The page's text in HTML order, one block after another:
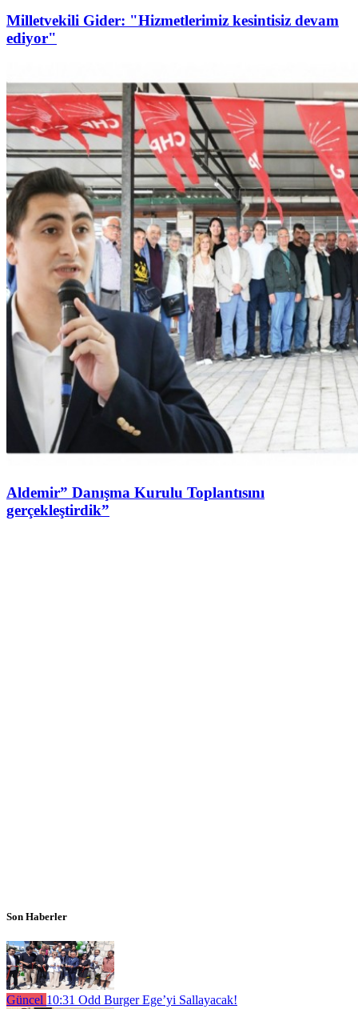
Milletvekili Gider: "Hizmetlerimiz kesintisiz devam
ediyor"
Aldemir” Danışma Kurulu Toplantısını
gerçekleştirdik”
Son Haberler
Güncel 10:31 Odd Burger Ege’yi Sallayacak!